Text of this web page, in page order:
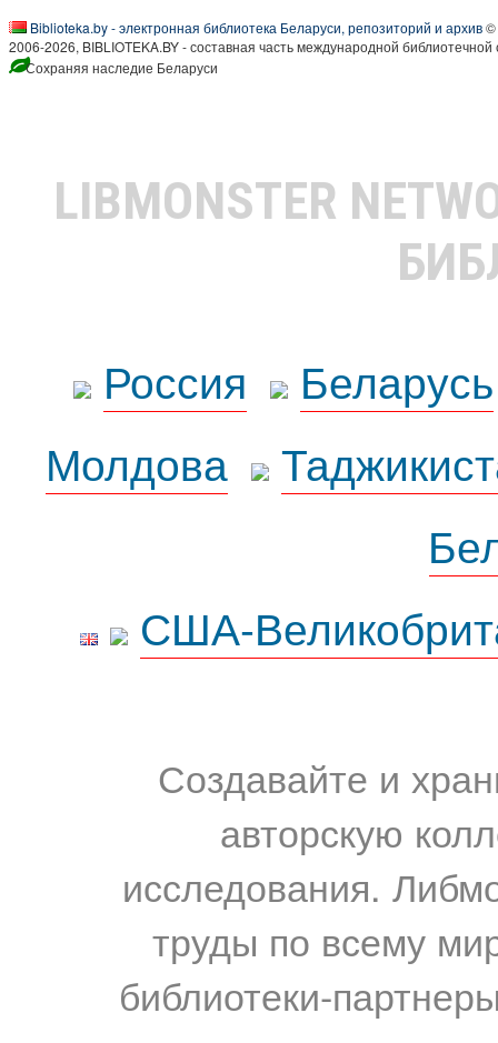
Biblioteka.by - электронная библиотека Беларуси, репозиторий и архив©
2006-2026, BIBLIOTEKA.BY - составная часть международной
Сохраняя наследие Беларуси
LIBMONSTER
Россия
Беларусь
Молдова
США-
Создавайте и
авторскую
исследования.
труды по всему
библиотеки-